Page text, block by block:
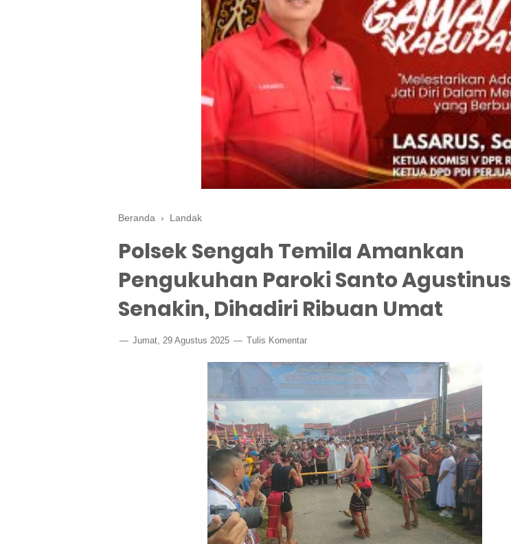
Beranda › Landak
Polsek Sengah Temila Amankan
Pengukuhan Paroki Santo Agustinus
Senakin, Dihadiri Ribuan Umat
Jumat, 29 Agustus 2025 Tulis Komentar